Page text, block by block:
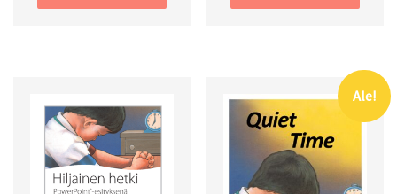
Ale!